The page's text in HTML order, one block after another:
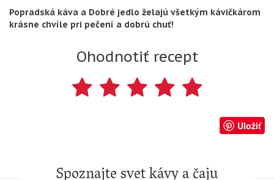
Popradská káva a Dobré jedlo želajú všetkým kávičkárom
krásne chvíle pri pečení a dobrú chuť!
Ohodnotiť recept
Uložiť